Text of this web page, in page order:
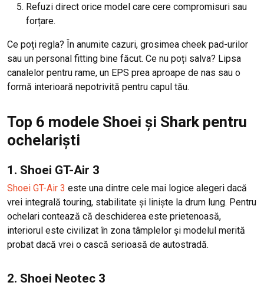
Refuzi direct orice model care cere compromisuri sau
forțare.
Ce poți regla? În anumite cazuri, grosimea cheek pad-urilor
sau un personal fitting bine făcut. Ce nu poți salva? Lipsa
canalelor pentru rame, un EPS prea aproape de nas sau o
formă interioară nepotrivită pentru capul tău.
Top 6 modele Shoei și Shark pentru
ochelariști
1. Shoei GT-Air 3
Shoei GT-Air 3 este una dintre cele mai logice alegeri dacă
vrei integrală touring, stabilitate și liniște la drum lung. Pentru
ochelari contează că deschiderea este prietenoasă,
interiorul este civilizat în zona tâmplelor și modelul merită
probat dacă vrei o cască serioasă de autostradă.
2. Shoei Neotec 3